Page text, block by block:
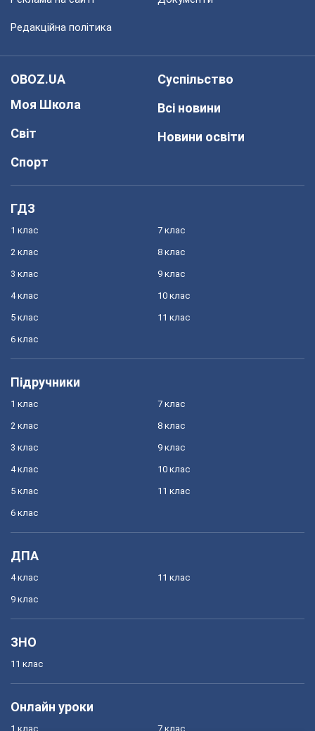
Редакційна політика
OBOZ.UA
Моя Школа
Світ
Спорт
Суспільство
Всі новини
Новини освіти
ГДЗ
1 клас
2 клас
3 клас
4 клас
5 клас
6 клас
7 клас
8 клас
9 клас
10 клас
11 клас
Підручники
1 клас
2 клас
3 клас
4 клас
5 клас
6 клас
7 клас
8 клас
9 клас
10 клас
11 клас
ДПА
4 клас
9 клас
11 клас
ЗНО
11 клас
Онлайн уроки
1 клас 7 клас